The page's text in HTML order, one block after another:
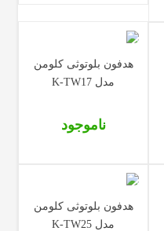
هدفون بلوتوثی کلومن
مدل K-TW17
ناموجود
هدفون بلوتوثی کلومن
مدل K-TW25